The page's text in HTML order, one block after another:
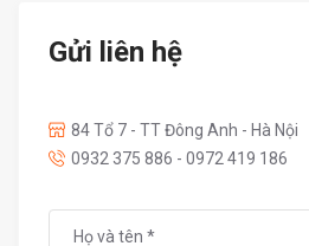
Gửi liên hệ
84 Tổ 7 - TT Đông Anh - Hà Nội
0932 375 886 - 0972 419 186